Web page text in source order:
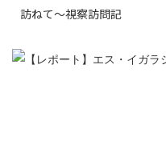
訪ねて～視察訪問記